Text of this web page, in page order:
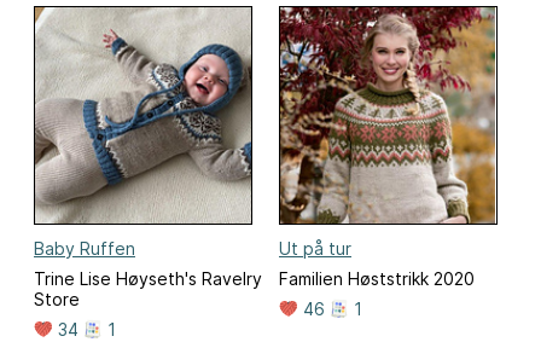
Baby Ruffen
Trine Lise Høyseth's Ravelry
Store
34
1
Ut på tur
Familien Høststrikk 2020
46
1